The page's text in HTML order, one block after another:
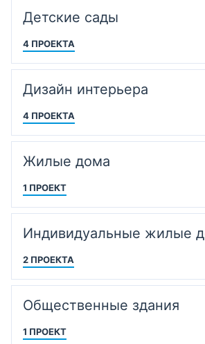
Детские сады
4 ПРОЕКТА
Дизайн интерьера
4 ПРОЕКТА
Жилые дома
1 ПРОЕКТ
Индивидуальные жилые
2 ПРОЕКТА
Общественные здания
1 ПРОЕКТ